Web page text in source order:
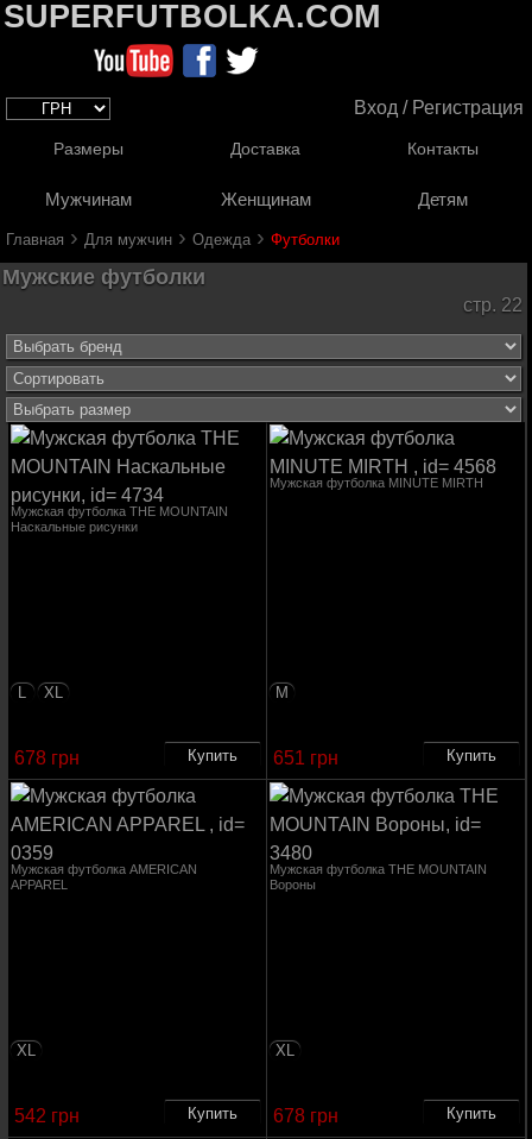
SUPERFUTBOLKA.COM
Вход / Регистрация
Размеры Доставка Контакты
Мужчинам Женщинам Детям
Главная › Для мужчин › Одежда › Футболки
Мужские футболки
стр. 22
Мужская футболка MINUTE MIRTH
M
651 грн
Мужская футболка THE MOUNTAIN
Наскальные рисунки
L XL
678 грн
Мужская футболка THE MOUNTAIN
Вороны
XL
678 грн
Мужская футболка AMERICAN
APPAREL
XL
542 грн